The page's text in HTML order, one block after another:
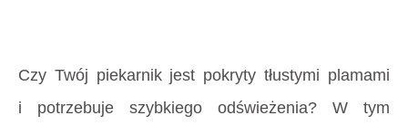
Czy Twój piekarnik jest pokryty tłustymi plamami
i potrzebuje szybkiego odświeżenia? W tym